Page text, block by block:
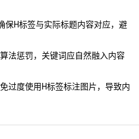
保H标签与实际标题内容对应，避
法惩罚，关键词应自然融入内容
过度使用H标签标注图片，导致内